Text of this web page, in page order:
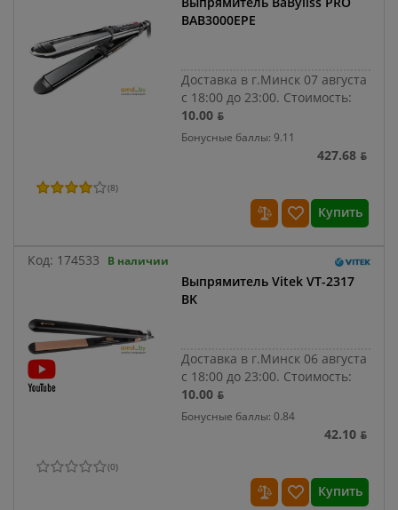
BAB3000EPE
Доставка в г.Минск 07 августа
с 18:00 до 23:00. Стоимость:
10.00 ƃ
Бонусные баллы: 9.11
427.68 ƃ
(8)
Купить
Код: 174533 В наличии
Выпрямитель Vitek VT-2317
BK
Доставка в г.Минск 06 августа
с 18:00 до 23:00. Стоимость:
10.00 ƃ
Бонусные баллы: 0.84
42.10 ƃ
(0)
Купить